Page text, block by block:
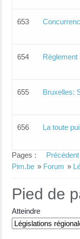
653
654 Règlement
655 Bruxelles:
656 La toute
Pages : Précédent
Pim.be » Forum »
Pied de
Atteindre